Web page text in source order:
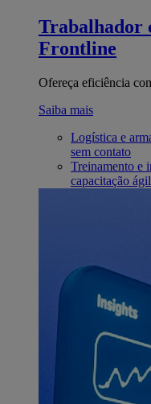
Trabalhador
Frontline
Ofereça eficiência
Saiba mais
Logística e
sem contato
Treinamento e
capacitação ágil